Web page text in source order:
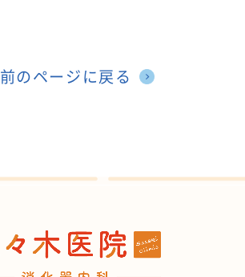
前のページに戻る